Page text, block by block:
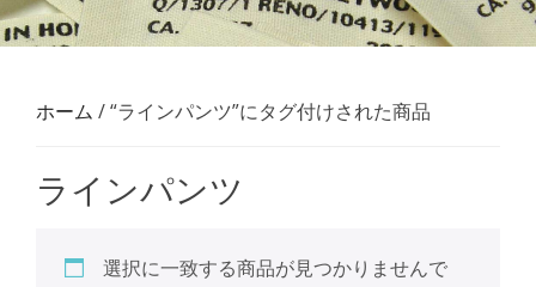
ホーム / “ラインパンツ”にタグ付けされた商品
ラインパンツ
選択に一致する商品が見つかりませんで